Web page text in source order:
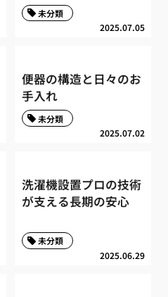
2025.07.05
未分類
便器の構造と日々のお
手入れ
2025.07.02
未分類
洗濯機設置プロの技術
が支える長期の安心
2025.06.29
未分類